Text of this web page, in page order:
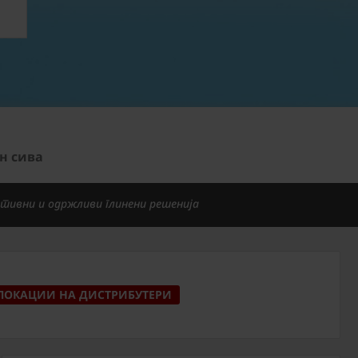
сива
и одржливи глинени решенија
НА ДИСТРИБУТЕРИ